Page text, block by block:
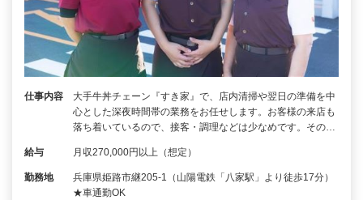
仕事内容
大手牛丼チェーン『すき家』で、店内清掃や翌日の準備を中
心とした深夜時間帯の業務をお任せします。お客様の来店も
落ち着いているので、接客・調理などは少なめです。その…
給与 月収270,000円以上（想定）
勤務地
兵庫県姫路市継205-1（山陽電鉄「八家駅」より徒歩17分）
★車通勤OK